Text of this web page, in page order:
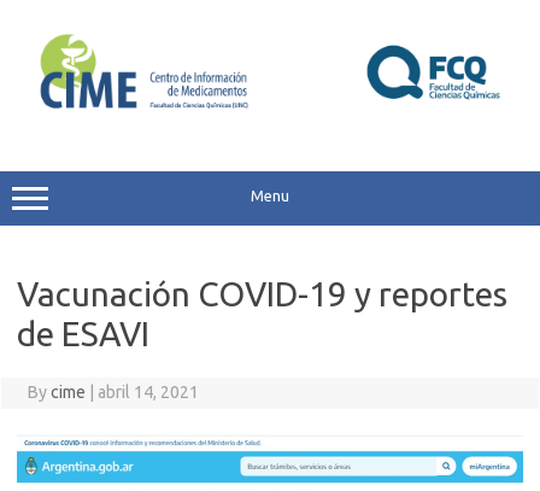
content
Menu
Vacunación COVID-19 y reportes
de ESAVI
Bycime abril 14, 2021